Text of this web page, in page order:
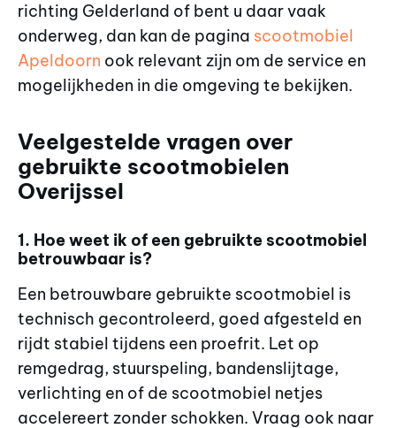
richting Gelderland of bent u daar vaak
onderweg, dan kan de pagina scootmobiel
Apeldoorn ook relevant zijn om de service en
mogelijkheden in die omgeving te bekijken.
Veelgestelde vragen over
gebruikte scootmobielen
Overijssel
1. Hoe weet ik of een gebruikte scootmobiel
betrouwbaar is?
Een betrouwbare gebruikte scootmobiel is
technisch gecontroleerd, goed afgesteld en
rijdt stabiel tijdens een proefrit. Let op
remgedrag, stuurspeling, bandenslijtage,
verlichting en of de scootmobiel netjes
accelereert zonder schokken. Vraag ook naar